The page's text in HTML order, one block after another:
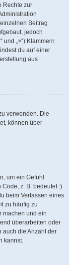
Rechte zur
Beitrag
jedoch
und „>“) Klammern
du auf einer
aus
verwenden. Die
können über
um ein Gefühl
z. B. bedeutet :)
beim Verfassen eines
zu häufig zu
machen und ein
überarbeiten oder
auch die Anzahl der
kannst.